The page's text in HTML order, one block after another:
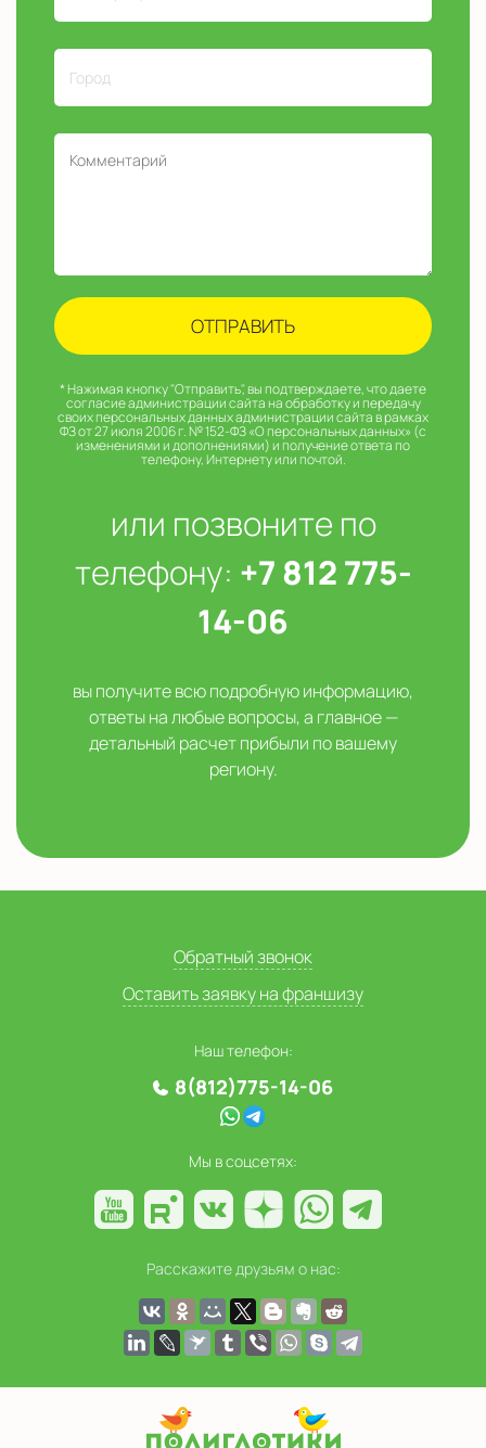
* Нажимая кнопку "Отправить", вы подтверждаете, что даете
согласие администрации сайта на обработку и передачу
своих персональных данных администрации сайта в рамках
ФЗ от 27 июля 2006 г. № 152-ФЗ «О персональных данных» (с
изменениями и дополнениями) и получение ответа по
телефону, Интернету или почтой.
или позвоните по
телефону: +7 812 775-
14-06
вы получите всю подробную информацию,
ответы на любые вопросы, а главное —
детальный расчет прибыли по вашему
региону.
Обратный звонок
Оставить заявку на франшизу
Наш телефон:
8(812)775-14-06
Мы в соцсетях:
Расскажите друзьям о нас: